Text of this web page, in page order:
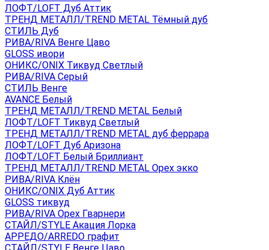
ЛОФТ/LOFT Дуб Аттик
ТРЕНД МЕТАЛЛ/TREND METAL Тёмный дуб
СТИЛЬ Дуб
РИВА/RIVA Венге Цаво
GLOSS ивори
ОНИКС/ONIX Тиквуд Светлый
РИВА/RIVA Серый
СТИЛЬ Венге
AVANСE Белый
ТРЕНД МЕТАЛЛ/TREND METAL Белый
ЛОФТ/LOFT Тиквуд Светлый
ТРЕНД МЕТАЛЛ/TREND METAL дуб феррара
ЛОФТ/LOFT Дуб Аризона
ЛОФТ/LOFT Белый Бриллиант
ТРЕНД МЕТАЛЛ/TREND METAL Орех экко
РИВА/RIVA Клён
ОНИКС/ONIX Дуб Аттик
GLOSS тиквуд
РИВА/RIVA Орех Гварнери
СТАЙЛ/STYLE Акация Лорка
АРРЕДО/ARREDO графит